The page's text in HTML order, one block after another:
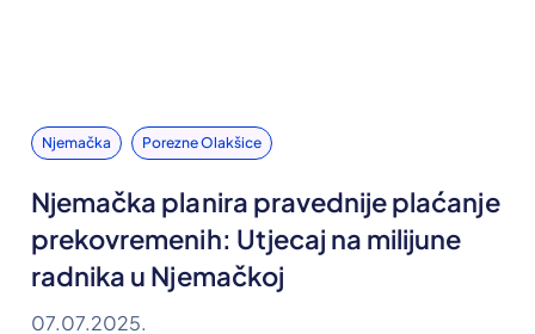
Njemačka Porezne Olakšice
Njemačka planira pravednije plaćanje
prekovremenih: Utjecaj na milijune
radnika u Njemačkoj
07.07.2025.